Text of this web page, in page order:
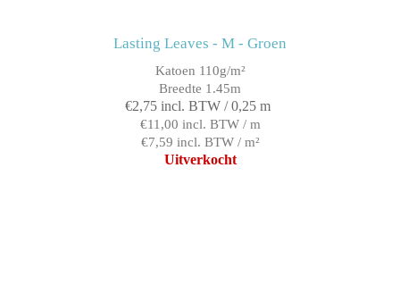
Lasting Leaves - M - Groen
Katoen 110g/m²
Breedte 1.45m
€2,75 incl. BTW / 0,25 m
€11,00 incl. BTW / m
€7,59 incl. BTW / m²
Uitverkocht